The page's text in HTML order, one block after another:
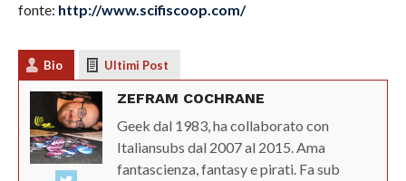
fonte: http://www.scifiscoop.com/
Bio Ultimi Post
ZEFRAM COCHRANE
Geek dal 1983, ha collaborato con
Italiansubs dal 2007 al 2015. Ama
fantascienza, fantasy e pirati. Fa sub